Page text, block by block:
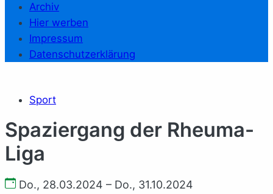
Archiv
Hier werben
Impressum
Datenschutzerklärung
Sport
Spaziergang der Rheuma-
Liga
Do., 28.03.2024 – Do., 31.10.2024